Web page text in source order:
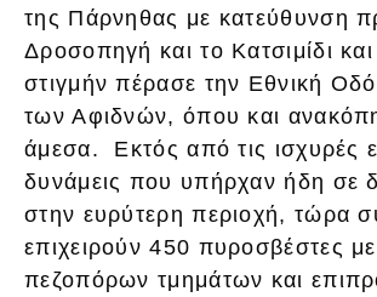
της Πάρνηθας με κατεύθυνση
Δροσοπηγή και το Κατσιμίδι
στιγμήν πέρασε την Εθνική Οδό
των Αφιδνών, όπου και
άμεσα. Εκτός από τις ισχυρές
δυνάμεις που υπήρχαν ήδη σε
στην ευρύτερη περιοχή, τώρα
επιχειρούν 450 πυροσβέστες
πεζοπόρων τμημάτων και